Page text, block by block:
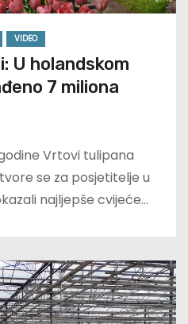
VIDEO
U holandskom
7 miliona
Vrtovi tulipana
se za posjetitelje u
najljepše cvijeće…